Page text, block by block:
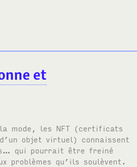
et
mode, les NFT (certificats
objet virtuel) connaissent
qui pourrait être freiné
problèmes qu’ils soulèvent.